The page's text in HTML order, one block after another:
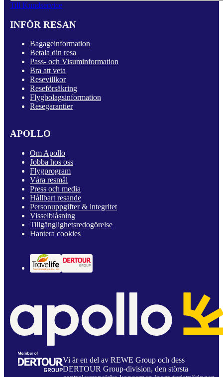
Till Kundservice
INFÖR RESAN
Bagageinformation
Betala din resa
Pass- och Visuminformation
Bra att veta
Resevillkor
Reseförsäkring
Flygbolagsinformation
Resegarantier
APOLLO
Om Apollo
Jobba hos oss
Flygprogram
Våra resmål
Press och media
Hållbart resande
Personuppgifter & integritet
Visselblåsning
Tillgänglighetsredogörelse
Hantera cookies
Vi är en del av REWE Group och dess
DERTOUR Group-division, den största